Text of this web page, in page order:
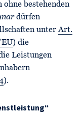
bestehenden
dürfen
unterArt.
) die
Leistungen
).